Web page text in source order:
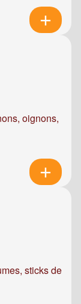
oignons,
sticks de